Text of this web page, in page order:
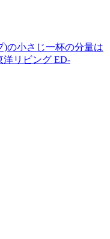
)の小さじ一杯の分量は
洋リビング ED-